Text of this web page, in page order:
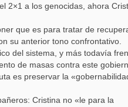
2×1 a los genocidas, ahora
que es para tratar de
su anterior tono confrontativo.
del sistema, y más todavía
de masas contra este
es preservar la
Cristina no «le para la